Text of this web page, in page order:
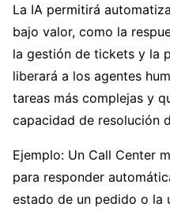
La IA permitirá
bajo valor, como la
la gestión de tickets y la
liberará a los agentes
tareas más complejas y
capacidad de resolución
Ejemplo: Un Call Center
para responder
estado de un pedido o la